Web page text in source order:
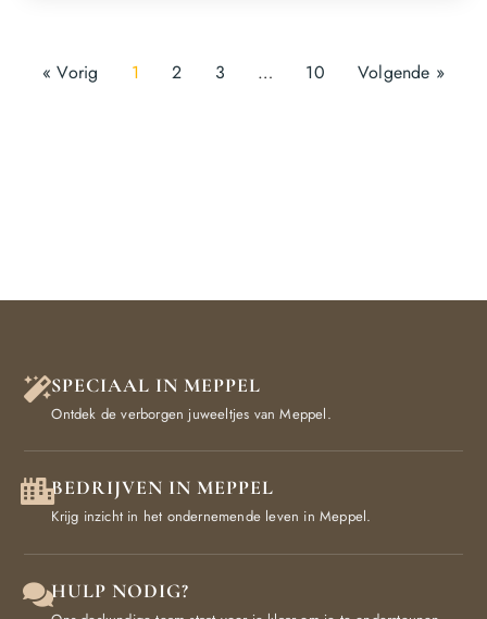
« Vorig 1 2 3 … 10 Volgende »
SPECIAAL IN MEPPEL
Ontdek de verborgen juweeltjes van Meppel.
BEDRIJVEN IN MEPPEL
Krijg inzicht in het ondernemende leven in Meppel.
HULP NODIG?